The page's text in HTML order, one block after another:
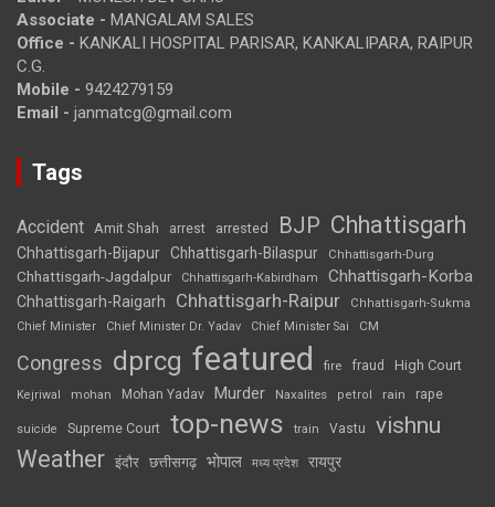
Associate - MANGALAM SALES
Office - KANKALI HOSPITAL PARISAR, KANKALIPARA, RAIPUR
C.G.
Mobile - 9424279159
Email - janmatcg@gmail.com
Tags
Accident Amit Shah arrest arrested BJP Chhattisgarh
Chhattisgarh-Bijapur Chhattisgarh-Bilaspur Chhattisgarh-Durg
Chhattisgarh-Jagdalpur Chhattisgarh-Kabirdham Chhattisgarh-Korba
Chhattisgarh-Raigarh Chhattisgarh-Raipur
Chhattisgarh-Sukma
Chief Minister
Chief Minister Dr. Yadav Chief Minister Sai CM
Congress dprcg featured fire fraud High Court
Kejriwal mohan Mohan Yadav Murder Naxalites petrol rain rape
suicide Supreme Court top-news train Vastu vishnu
Weather इंदौर छत्तीसगढ़ भोपाल मध्य प्रदेश रायपुर